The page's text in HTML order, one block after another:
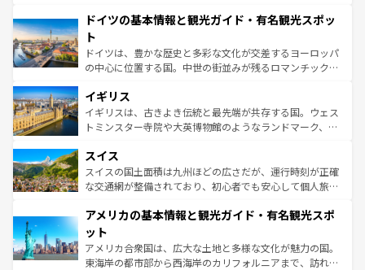
せる。地方によって風土や気候が異なるスペインはその個
ンテンツ一覧 を参照してほしい。
で、幅広い魅力が詰まっている。華麗な宮殿、歴史的な大
聖堂、美しいビーチ、そして豊かな自然が、訪れる者を心
から魅了する。また、フランスは美食の国としても知ら
れ、フランス料理はユネスコ無形文化遺産にも登録されて
香り高いラベンダー畑など、多彩な楽しみ方が可能だ。さ
らに、パリ以外の地域にも魅力が溢れており、どの街角に
も豊かな歴史と文化が息づいている。パリ以外の個性あふ
を参照してほしい。
ドイツの基本情報と観光ガイド・有名観光スポッ
ト
ドイツは、豊かな歴史と多彩な文化が交差するヨーロッパ
の中心に位置する国。中世の街並みが残るロマンチック街
顔を持つこの国は、どこを歩いても飽きることがない。ベ
ルリンの文化的活気、バイエルン州のアルプスの絶景、そ
してライン川沿いのワイン畑といった風景は必見。ビール
は、お酒好きな人にはぜひ体験してほしい。 なお、新着の
ドイツ情報はコンテンツ一覧を参照してほしい。
イギリス
イギリスは、古きよき伝統と最先端が共存する国。ウェス
トミンスター寺院や大英博物館のようなランドマーク、歴
リアごとに異なる魅力がある。また、優雅なアフタヌーン
ティー、ビール好きにはたまらない英国パブ、サッカー観
戦など、本場だからこそできる体験も豊富。イギリスを旅
ンツ一覧を参照してほしい。
スイス
スイスの国土面積は九州ほどの広さだが、運行時刻が正確
な交通網が整備されており、初心者でも安心して個人旅行
の建物がそのまま残る町や、スイスならではのユニークな
博物館もあり、アルプス観光だけでなく町歩きも満喫する
ことができる。国民の所得が高いため物価も高いが、旅行
者向けの交通パス提供のサービスもあり、うまく活用すれ
アメリカの基本情報と観光ガイド・有名観光スポ
ット
アメリカ合衆国は、広大な土地と多様な文化が魅力の国。
東海岸の都市部から西海岸のカリフォルニアまで、訪れる